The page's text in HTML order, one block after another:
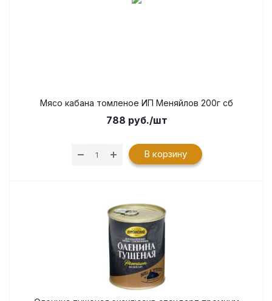
Мясо кабана томленое ИП Меняйлов 200г сб
788 руб./шт
В корзину